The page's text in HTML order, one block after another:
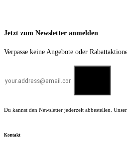
Jetzt zum Newsletter anmelden
Verpasse keine Angebote oder
Du kannst den Newsletter jederzeit abbestellen.
Kontakt